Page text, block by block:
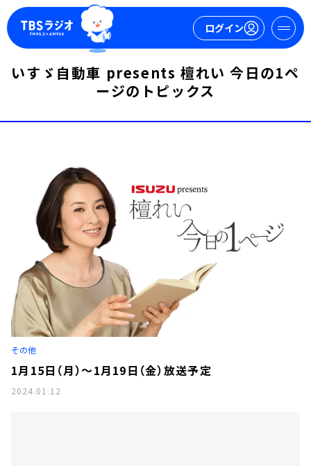
ログイン
マイページ
ログイン 新規会員登録
今日の番組表
週間番組表
トピックス
TBS Podcast
お知らせ
イベント・グッズ
会社情報
いすゞ自動車 presents 檀れい 今日の1ペ
ージのトピックス
その他
1月15日（月）～1月19日（金）放送予定
2024.01.12